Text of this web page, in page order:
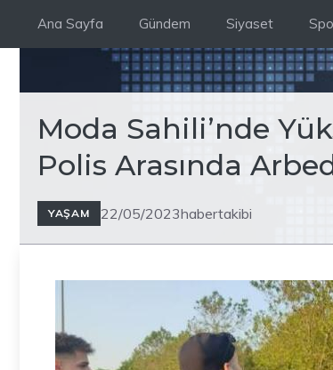
Ana Sayfa Gündem Siyaset
Moda Sahili’nde
Polis Arasında
YAŞAM 22/05/2023habertakibi